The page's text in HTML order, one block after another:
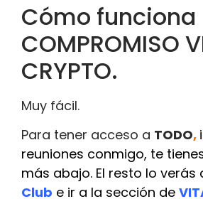
Cómo funciona
COMPROMISO
CRYPTO.
Muy fácil.
Para tener acceso a TODO,
reuniones conmigo, te
más abajo. El resto lo verás
Club e ir a la sección de